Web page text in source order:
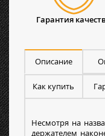
Гарантия
Описание
Как купить
Несмотря на
держателем